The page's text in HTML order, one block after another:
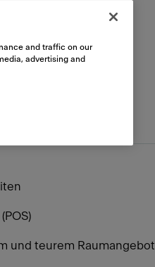
und teurem Raumangebot
and traffic on our
advertising and